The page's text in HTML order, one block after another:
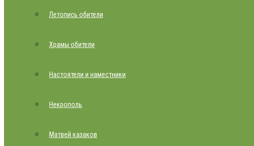
Летопись обители
Храмы обители
Настоятели и наместники
Некрополь
Матвей казаков